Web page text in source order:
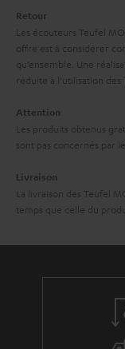
i
o
n
a
n
t
e
Retour
Les écouteurs Teufel
offre est à considérer
qu’ensemble. Une
réduite à l’utilisation des
Attention
Les produits obtenus
sont pas concernés par
Livraison
La livraison des Teufel
temps que celle du